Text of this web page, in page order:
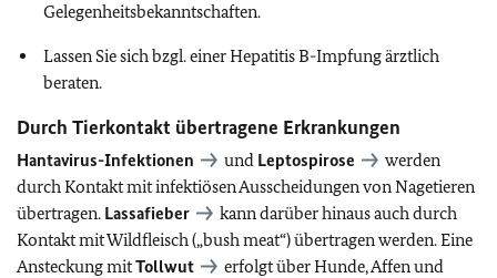
Gelegenheitsbekanntschaften.
Lassen Sie sich bzgl. einer Hepatitis B-Impfung ärztlich
beraten.
Durch Tierkontakt übertragene Erkrankungen
Hantavirus-Infektionen und Leptospirose
werden
durch Kontakt mit infektiösen Ausscheidungen von Nagetieren
übertragen. Lassafieber
kann darüber hinaus auch durch
Kontakt mit Wildfleisch („bush meat“) übertragen werden. Eine
Ansteckung mitTollwut
erfolgt über Hunde, Affen und